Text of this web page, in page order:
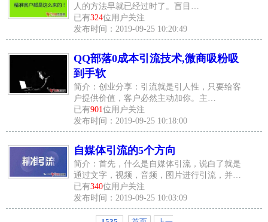
人的方法早就已经过时了。盲目…
已有324位用户关注
发布时间：2019-09-25 10:20:49
QQ部落0成本引流技术,微商吸粉吸
到手软
简介：创业分享：引流就是引人性，只要给客
户提供价值，客户必然主动加你。主…
已有901 位用户关注
发布时间：2019-09-25 10:18:00
自媒体引流的5个方向
简介：首先，什么是自媒体引流，说白了就是
通过文字，视频，音频，图片进行引流，并…
已有340位用户关注
发布时间：2019-09-25 10:03:09